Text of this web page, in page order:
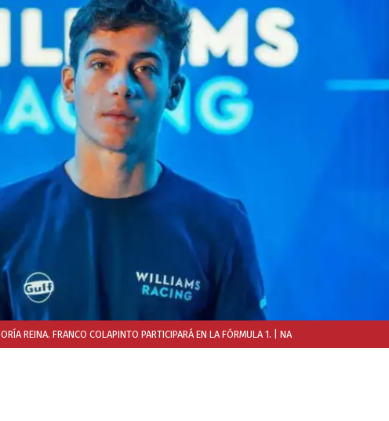
REINA. FRANCO COLAPINTO PARTICIPARÁ EN LA FÓRMULA 1. | NA